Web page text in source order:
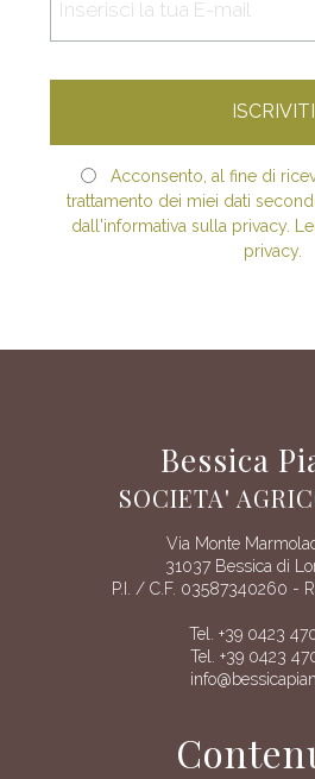
Acconsento, al fine di
trattamento dei miei dati
dall'informativa sulla privacy.
privacy.
Bessica
SOCIETA'
Via Monte
31037 Bessica di
P.I. / C.F. 03587340260 -
Tel. +39 0423
Tel. +39 0423